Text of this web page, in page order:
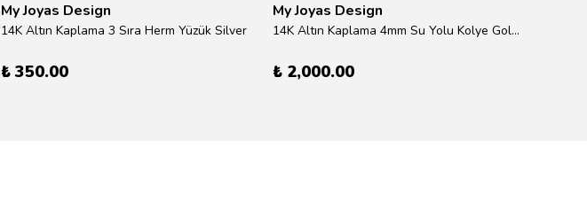
My Joyas Design
14K Altın Kaplama 3 Sıra Herm Yüzük Silver
₺ 350.00
My Joyas Design
14K Altın Kaplama 4mm Su Yolu Kolye Gold 41cm
₺ 2,000.00